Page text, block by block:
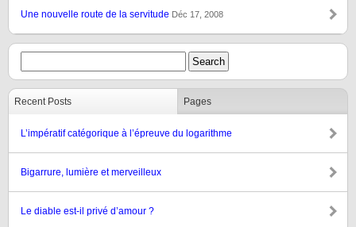
Une nouvelle route de la servitude Déc 17, 2008
Recent Posts Pages
L’impératif catégorique à l’épreuve du logarithme
Bigarrure, lumière et merveilleux
Le diable est-il privé d’amour ?